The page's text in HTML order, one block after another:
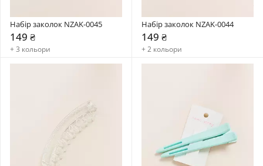
Набір заколок NZAK-0045
149 ₴
+ 3 кольори
Набір заколок NZAK-0044
149 ₴
+ 2 кольори